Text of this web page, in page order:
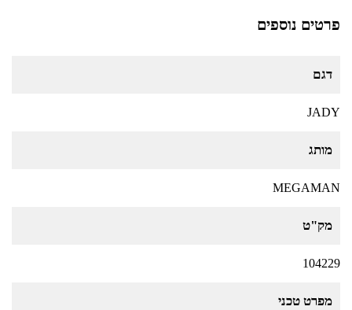
פרטים נוספים
דגם
JADY
מותג
MEGAMAN
מק"ט
104229
מפרט טכני